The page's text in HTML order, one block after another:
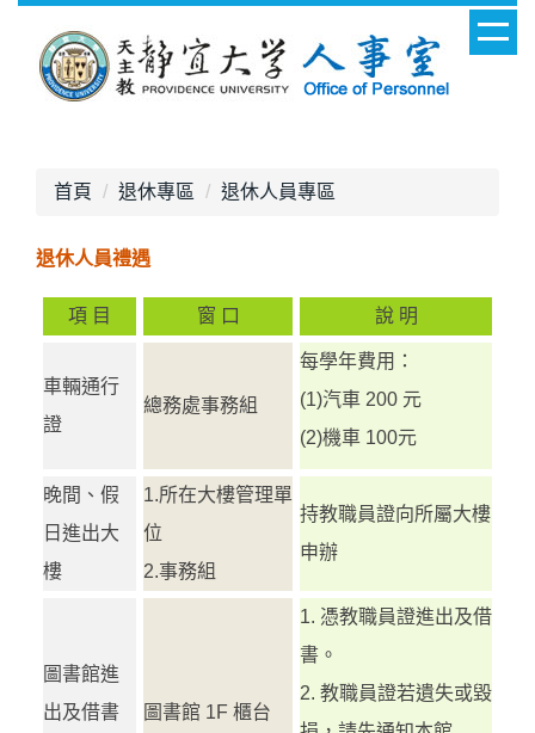
首頁 退休專區 退休人員專區
退休人員禮遇
項 目 窗 口 說 明
車輛通行
證
總務處事務組
每學年費用：
(1)汽車 200 元
(2)機車 100元
晚間、假
日進出大
樓
1.所在大樓管理單
位
2.事務組
持教職員證向所屬大樓
申辦
圖書館進
出及借書
圖書館 1F 櫃台
1. 憑教職員證進出及借
書。
2. 教職員證若遺失或毀